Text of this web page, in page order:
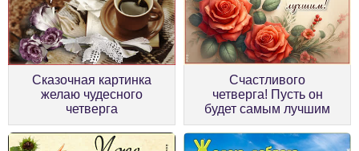
Сказочная картинка
желаю чудесного
четверга
Счастливого
четверга! Пусть он
будет самым лучшим